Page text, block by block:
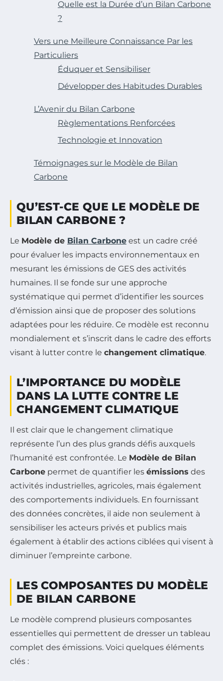
Quelle est la Durée d’un Bilan Carbone
?
Vers une Meilleure Connaissance Par les
Particuliers
Éduquer et Sensibiliser
Développer des Habitudes Durables
L’Avenir du Bilan Carbone
Règlementations Renforcées
Technologie et Innovation
Témoignages sur le Modèle de Bilan
Carbone
QU’EST-CE QUE LE MODÈLE DE
BILAN CARBONE ?
Le Modèle de Bilan Carbone est un cadre créé
pour évaluer les impacts environnementaux en
mesurant les émissions de GES des activités
humaines. Il se fonde sur une approche
systématique qui permet d’identifier les sources
d’émission ainsi que de proposer des solutions
adaptées pour les réduire. Ce modèle est reconnu
mondialement et s’inscrit dans le cadre des efforts
visant à lutter contre le changement climatique.
L’IMPORTANCE DU MODÈLE
DANS LA LUTTE CONTRE LE
CHANGEMENT CLIMATIQUE
Il est clair que le changement climatique
représente l’un des plus grands défis auxquels
l’humanité est confrontée. Le Modèle de Bilan
Carbone permet de quantifier les émissions des
activités industrielles, agricoles, mais également
des comportements individuels. En fournissant
des données concrètes, il aide non seulement à
sensibiliser les acteurs privés et publics mais
également à établir des actions ciblées qui visent à
diminuer l’empreinte carbone.
LES COMPOSANTES DU MODÈLE
DE BILAN CARBONE
Le modèle comprend plusieurs composantes
essentielles qui permettent de dresser un tableau
complet des émissions. Voici quelques éléments
clés :